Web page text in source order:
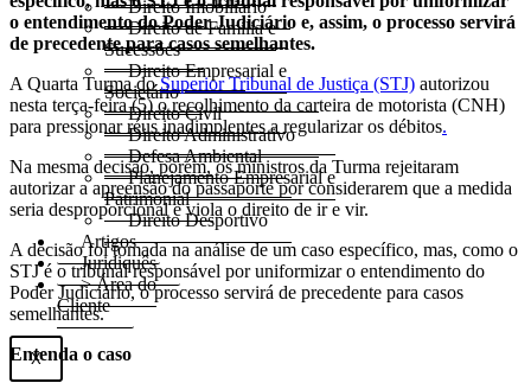
Direito Imobiliário
Direito de Família e
Sucessões
Direito Empresarial e
Societário
Direito Civil
Direito Administrativo
Defesa Ambiental
Planejamento Empresarial e
Patrimonial
Direito Desportivo
Artigos
Juridiquês
> Área do
Cliente
X
o entendimento do Poder Judiciário e, assim, o processo servirá
de precedente para casos semelhantes.
A Quarta Turma doSuperior Tribunal de Justiça (STJ) autorizou
nesta terça-feira (5) o recolhimento da carteira de motorista (CNH)
para pressionar réus inadimplentes a regularizar os débitos.
Na mesma decisão, porém, os ministros da Turma rejeitaram
autorizar a apreensão do passaporte por considerarem que a medida
seria desproporcional e viola o direito de ir e vir.
A decisão foi tomada na análise de um caso específico, mas, como o
STJ é o tribunal responsável por uniformizar o entendimento do
Poder Judiciário, o processo servirá de precedente para casos
semelhantes.
Entenda o caso